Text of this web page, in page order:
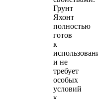
Грунт
Яхонт
полностью
готов
к
и не
требует
особых
условий